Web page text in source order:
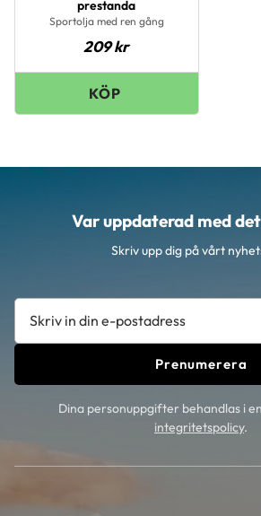
prestanda
Sportolja med ren gång
209kr
Var uppdaterad med
Skriv upp dig på vårt
Prenumerera
Dina personuppgifter behandlas i
integritetspolicy.